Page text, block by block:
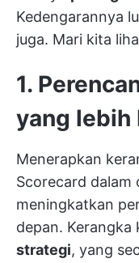
Kedengarannya
juga. Mari kita
1.
yang lebih
Menerapkan
Scorecard dalam
meningkatkan
depan. Kerangka
strategi, yang